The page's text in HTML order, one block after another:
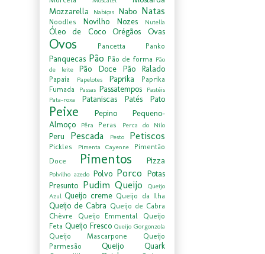
Mozzarella
Nabiças Nabo Natas
Noodles Novilho Nozes Nutella
Óleo de Coco Orégãos Ovas
Ovos Pancetta Panko
Panquecas Pão Pão de forma Pão
de leite
Pão Doce Pão Ralado
Papaia Papelotes Paprika
Paprika
Fumada
Passas Passatempos
Pastéis
Pata-roxa
Pataniscas Patés Pato
Peixe Pepino
Pequeno-
Almoço
Pêra Peras Perca do Nilo
Peru Pescada Pesto Petiscos
Pickles Pimenta Cayenne
Pimentão
Doce
Pimentos Pizza
Polvilho azedo Polvo Porco Potas
Presunto Pudim Queijo
Queijo
Azul Queijo creme Queijo da Ilha
Queijo de Cabra Queijo de Cabra
Chèvre
Queijo Emmental
Queijo
Feta Queijo Fresco Queijo Gorgonzola
Queijo Mascarpone
Queijo
Parmesão
Queijo Quark